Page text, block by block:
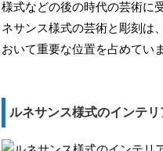
様式などの後の時代の芸術に
ネサンス様式の芸術と彫刻は
おいて重要な位置を占めてい
ルネサンス様式のインテ